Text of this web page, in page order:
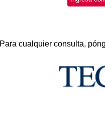
Para cualquier consulta,